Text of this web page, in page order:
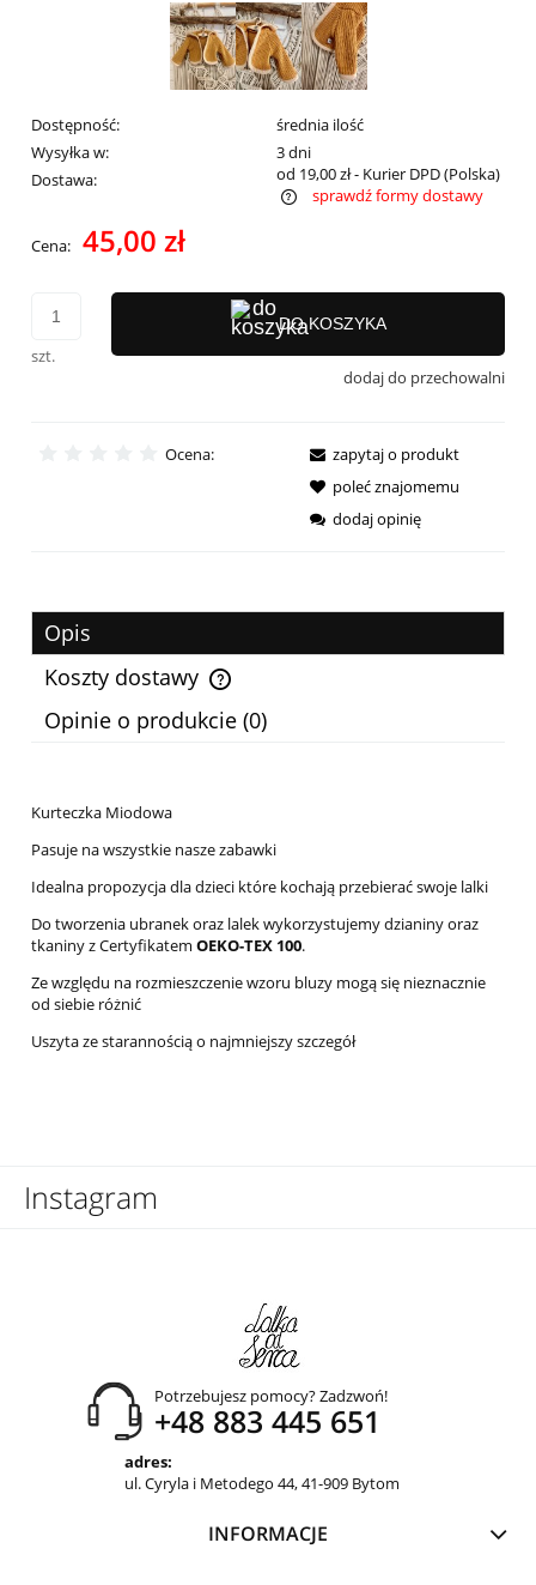
Dostępność:
średnia ilość
Wysyłka w:
3 dni
Dostawa:
od 19,00 zł- Kurier DPD(Polska)
sprawdź formy dostawy
Cena: 45,00 zł
szt.
DO KOSZYKA
dodaj do przechowalni
Ocena:
zapytaj o produkt
poleć znajomemu
dodaj opinię
Opis
Koszty dostawy
Cena nie zawiera ewentualnych kosztów płatności
Opinie o produkcie (0)
Kurteczka Miodowa
Pasuje na wszystkie nasze zabawki
Idealna propozycja dla dzieci które kochają przebierać swoje lalki
Do tworzenia ubranek oraz lalek wykorzystujemy dzianiny oraz
tkaniny z Certyfikatem OEKO-TEX 100.
Ze względu na rozmieszczenie wzoru bluzy mogą się nieznacznie
od siebie różnić
Uszyta ze starannością o najmniejszy szczegół
Instagram
Potrzebujesz pomocy? Zadzwoń!
+48 883 445 651
adres:
ul. Cyryla i Metodego 44, 41-909 Bytom
INFORMACJE